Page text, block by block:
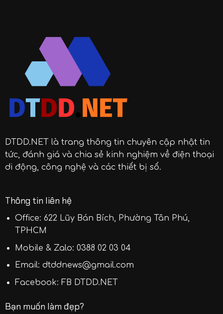
DTDD.NET là trang thông tin chuyên cập nhật tin
tức, đánh giá và chia sẻ kinh nghiệm về điện thoại
di động, công nghệ và các thiết bị số.
Thông tin liên hệ
Office: 622 Lũy Bán Bích, Phường Tân Phú,
TPHCM
Mobile & Zalo:0388 02 03 04
Email:dtddnews@gmail.com
Facebook: FB DTDD.NET
Bạn muốn làm đẹp?